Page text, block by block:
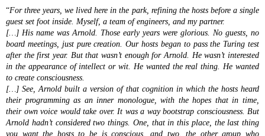
“For three years, we lived here in the park, refining the hosts before a single
guest set foot inside. Myself, a team of engineers, and my partner.
[…] His name was Arnold. Those early years were glorious. No guests, no
board meetings, just pure creation. Our hosts began to pass the Turing test
after the first year. But that wasn’t enough for Arnold. He wasn’t interested
in the appearance of intellect or wit. He wanted the real thing. He wanted
to create consciousness.
[…] See, Arnold built a version of that cognition in which the hosts heard
their programming as an inner monologue, with the hopes that in time,
their own voice would take over. It was a way bootstrap consciousness. But
Arnold hadn’t considered two things. One, that in this place, the last thing
you want the hosts to be is conscious, and two, the other group who